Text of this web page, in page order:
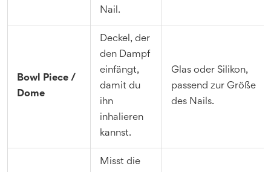
Nail.
Bowl Piece /
Dome
Deckel, der
den Dampf
einfängt,
damit du
ihn
inhalieren
kannst.
Glas oder Silikon,
passend zur Größe
des Nails.
Misst die